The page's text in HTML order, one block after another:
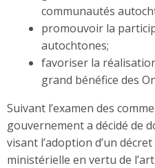
communautés
promouvoir la
autochtones;
favoriser la
grand bénéfice des
Suivant l’examen des
gouvernement a décidé de
visant l’adoption d’un
ministérielle en vertu de